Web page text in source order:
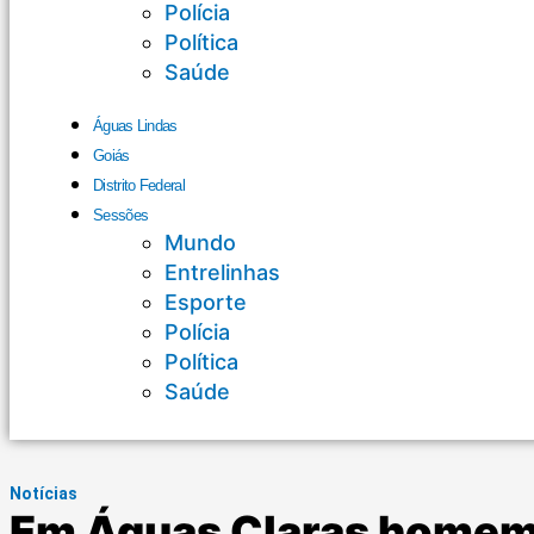
Polícia
Política
Saúde
Águas Lindas
Goiás
Distrito Federal
Sessões
Mundo
Entrelinhas
Esporte
Polícia
Política
Saúde
Notícias